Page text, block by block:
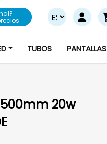
TUBOS PANTALLAS
20w